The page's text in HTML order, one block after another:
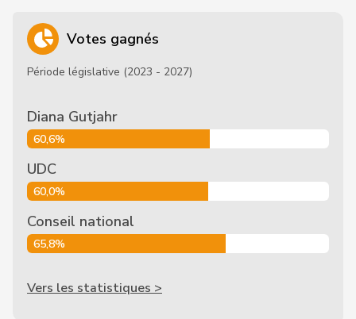
Votes gagnés
Période législative (2023 - 2027)
Diana Gutjahr
60,6%
UDC
60,0%
Conseil national
65,8%
Vers les statistiques >